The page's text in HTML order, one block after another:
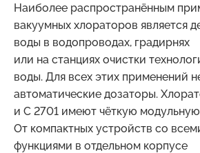
Наиболее распространённым
вакуумных хлораторов является
воды в водопроводах, градирнях
или на станциях очистки
воды. Для всех этих применений
автоматические дозаторы.
и C 2701 имеют чёткую модульную
От компактных устройств со
функциями в отдельном корпусе